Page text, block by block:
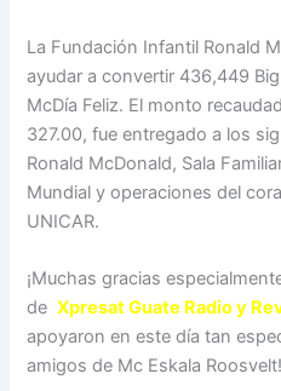
La Fundación Infantil Ronald
ayudar a convertir 436,449
McDía Feliz. El monto
327.00, fue entregado a los
Ronald McDonald, Sala
Mundial y operaciones del
UNICAR.
¡Muchas gracias
deXpresat Guate Radio y
apoyaron en este día tan
amigos de Mc Eskala Roosvelt!